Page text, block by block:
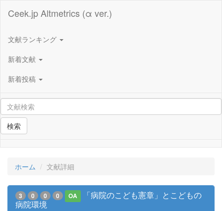
Ceek.jp Altmetrics (α ver.)
文献ランキング
新着文献
新着投稿
検索
ホーム 文献詳細
3 0 0 0 OA
「病院のこども憲章」とこどもの
病院環境